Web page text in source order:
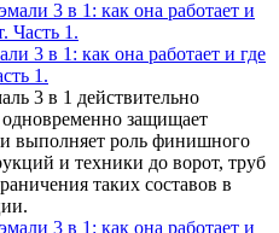
3 в 1: как она работает и где
1.
3 в 1 действительно
одновременно защищает
выполняет роль финишного
и техники до ворот, труб
таких составов в